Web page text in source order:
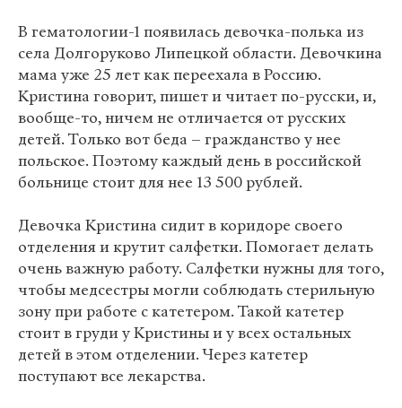
В гематологии-1 появилась девочка-полька из
села Долгоруково Липецкой области. Девочкина
мама уже 25 лет как переехала в Россию.
Кристина говорит, пишет и читает по-русски, и,
вообще-то, ничем не отличается от русских
детей. Только вот беда – гражданство у нее
польское. Поэтому каждый день в российской
больнице стоит для нее 13 500 рублей.
Девочка Кристина сидит в коридоре своего
отделения и крутит салфетки. Помогает делать
очень важную работу. Салфетки нужны для того,
чтобы медсестры могли соблюдать стерильную
зону при работе с катетером. Такой катетер
стоит в груди у Кристины и у всех остальных
детей в этом отделении. Через катетер
поступают все лекарства.